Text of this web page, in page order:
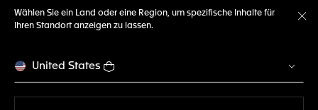
Wählen Sie ein Land oder eine Region, um spezifische Inhalte für
Ihren Standort anzeigen zu lassen.
United States